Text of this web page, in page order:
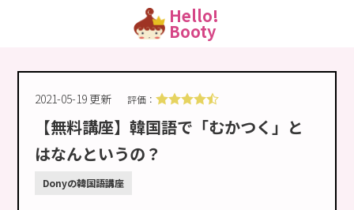
Hello!
Booty
2021-05-19 更新 評価：
【無料講座】韓国語で「むかつく」と
はなんというの？
Donyの韓国語講座